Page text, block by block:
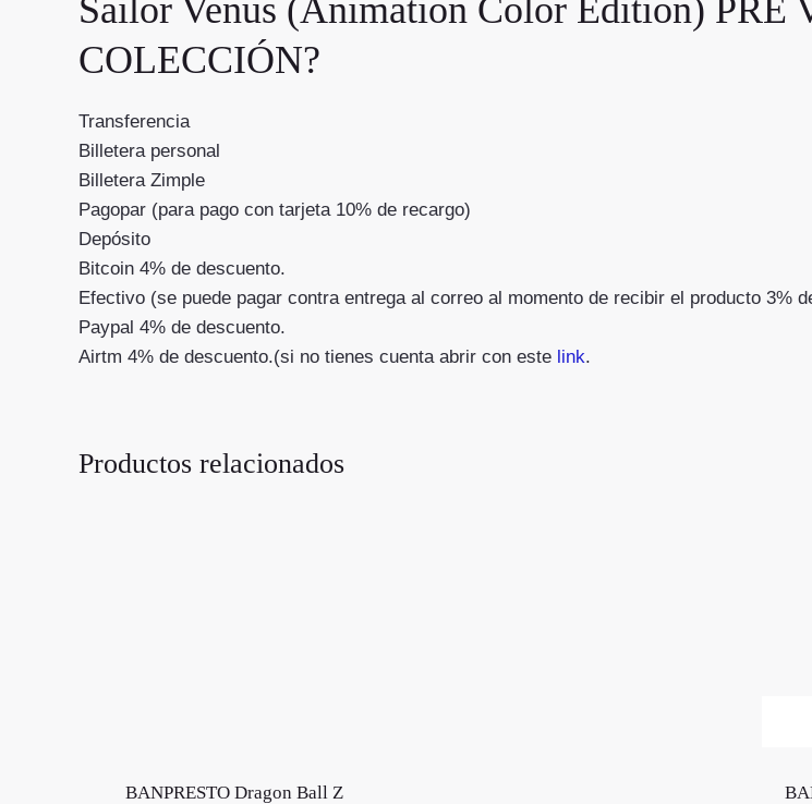
Sailor Venus (Animation Color Edition) PRE
COLECCIÓN?
Transferencia
Billetera personal
Billetera Zimple
Pagopar (para pago con tarjeta 10% de recargo)
Depósito
Bitcoin 4% de descuento.
Efectivo (se puede pagar contra entrega al correo al momento de recibir el producto 3%
Paypal 4% de descuento.
Airtm 4% de descuento.(si no tienes cuenta abrir con este link.
Productos relacionados
BANPRESTO Dragon Ball Z